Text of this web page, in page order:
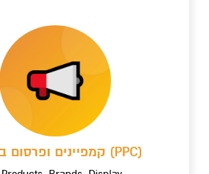
קמפיינים ופרסום באמזון (PPC)